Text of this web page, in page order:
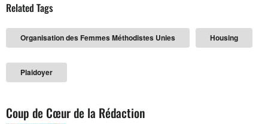
Related Tags
Organisation des Femmes Méthodistes Unies Housing
Plaidoyer
Coup de Cœur de la Rédaction